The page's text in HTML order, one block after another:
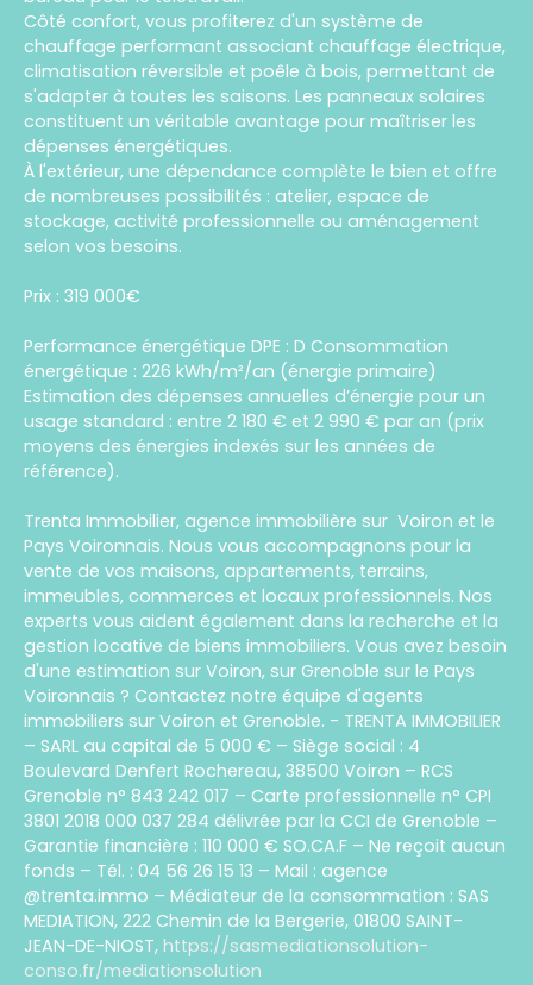
Côté confort, vous profiterez d'un système de
chauffage performant associant chauffage électrique,
climatisation réversible et poêle à bois, permettant de
s'adapter à toutes les saisons. Les panneaux solaires
constituent un véritable avantage pour maîtriser les
dépenses énergétiques.
À l'extérieur, une dépendance complète le bien et offre
de nombreuses possibilités : atelier, espace de
stockage, activité professionnelle ou aménagement
selon vos besoins.
Prix : 319 000€
Performance énergétique DPE : D Consommation
énergétique : 226 kWh/m²/an (énergie primaire)
Estimation des dépenses annuelles d’énergie pour un
usage standard : entre 2 180 € et 2 990 € par an (prix
moyens des énergies indexés sur les années de
référence).
Trenta Immobilier, agence immobilière sur Voiron et le
Pays Voironnais. Nous vous accompagnons pour la
vente de vos maisons, appartements, terrains,
immeubles, commerces et locaux professionnels. Nos
experts vous aident également dans la recherche et la
gestion locative de biens immobiliers. Vous avez besoin
d'une estimation sur Voiron, sur Grenoble sur le Pays
Voironnais ? Contactez notre équipe d'agents
immobiliers sur Voiron et Grenoble. - TRENTA IMMOBILIER
– SARL au capital de 5 000 € – Siège social : 4
Boulevard Denfert Rochereau, 38500 Voiron – RCS
Grenoble n° 843 242 017 – Carte professionnelle n° CPI
3801 2018 000 037 284 délivrée par la CCI de Grenoble –
Garantie financière : 110 000 € SO.CA.F – Ne reçoit aucun
fonds – Tél. : 04 56 26 15 13 – Mail : agence
@trenta.immo – Médiateur de la consommation : SAS
MEDIATION, 222 Chemin de la Bergerie, 01800 SAINT-
JEAN-DE-NIOST, https://sasmediationsolution-
conso.fr/mediationsolution